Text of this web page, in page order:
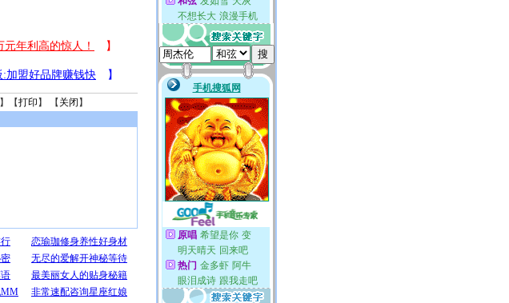
】【打印 】 【 关闭 】